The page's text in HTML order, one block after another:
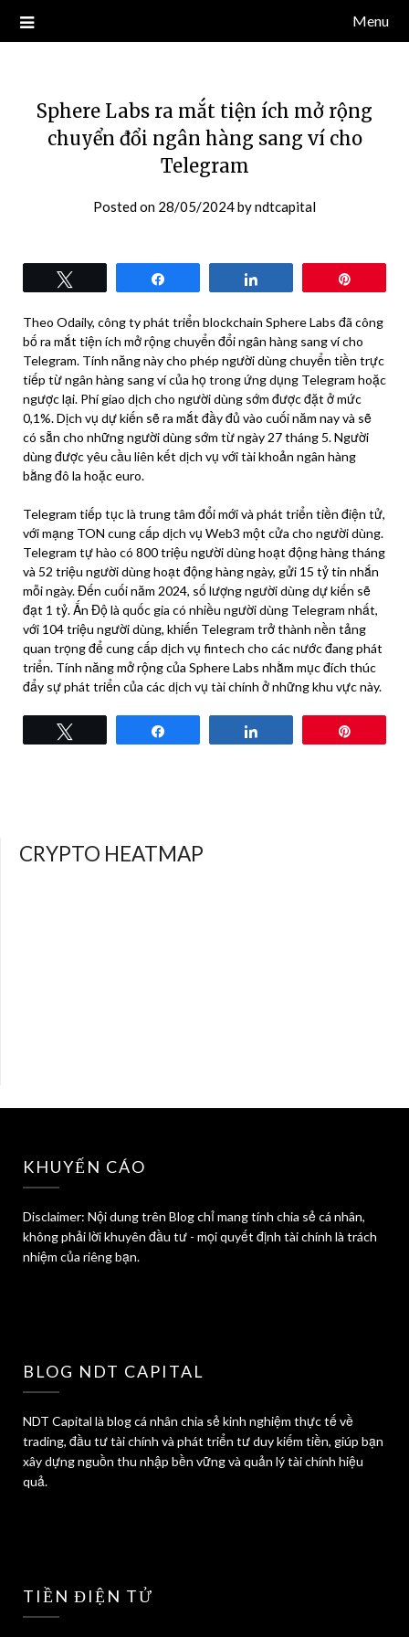
NDT CAPITAL | BLOG TIỀN
Blog về thị trường crypto, tiền điện tử, tiền mã hoá, công nghệ
blockchain.
Menu
Sphere Labs ra mắt tiện ích mở rộng
chuyển đổi ngân hàng sang ví cho
Telegram
Posted on 28/05/2024byndtcapital
Theo Odaily, công ty phát triển blockchain Sphere Labs đã công
bố ra mắt tiện ích mở rộng chuyển đổi ngân hàng sang ví cho
Telegram. Tính năng này cho phép người dùng chuyển tiền trực
tiếp từ ngân hàng sang ví của họ trong ứng dụng Telegram hoặc
ngược lại. Phí giao dịch cho người dùng sớm được đặt ở mức
0,1%. Dịch vụ dự kiến ​​​​sẽ ra mắt đầy đủ vào cuối năm nay và sẽ
có sẵn cho những người dùng sớm từ ngày 27 tháng 5. Người
dùng được yêu cầu liên kết dịch vụ với tài khoản ngân hàng
bằng đô la hoặc euro.
Telegram tiếp tục là trung tâm đổi mới và phát triển tiền điện tử,
với mạng TON cung cấp dịch vụ Web3 một cửa cho người dùng.
Telegram tự hào có 800 triệu người dùng hoạt động hàng tháng
và 52 triệu người dùng hoạt động hàng ngày, gửi 15 tỷ tin nhắn
mỗi ngày. Đến cuối năm 2024, số lượng người dùng dự kiến ​​sẽ
đạt 1 tỷ. Ấn Độ là quốc gia có nhiều người dùng Telegram nhất,
với 104 triệu người dùng, khiến Telegram trở thành nền tảng
quan trọng để cung cấp dịch vụ fintech cho các nước đang phát
triển. Tính năng mở rộng của Sphere Labs nhằm mục đích thúc
đẩy sự phát triển của các dịch vụ tài chính ở những khu vực này.
CRYPTO HEATMAP
KHUYẾN CÁO
Disclaimer: Nội dung trên Blog chỉ mang tính chia sẻ cá nhân,
không phải lời khuyên đầu tư - mọi quyết định tài chính là trách
nhiệm của riêng bạn.
BLOG NDT CAPITAL
NDT Capital là blog cá nhân chia sẻ kinh nghiệm thực tế về
trading, đầu tư tài chính và phát triển tư duy kiếm tiền, giúp bạn
xây dựng nguồn thu nhập bền vững và quản lý tài chính hiệu
quả.
TIỀN ĐIỆN TỬ